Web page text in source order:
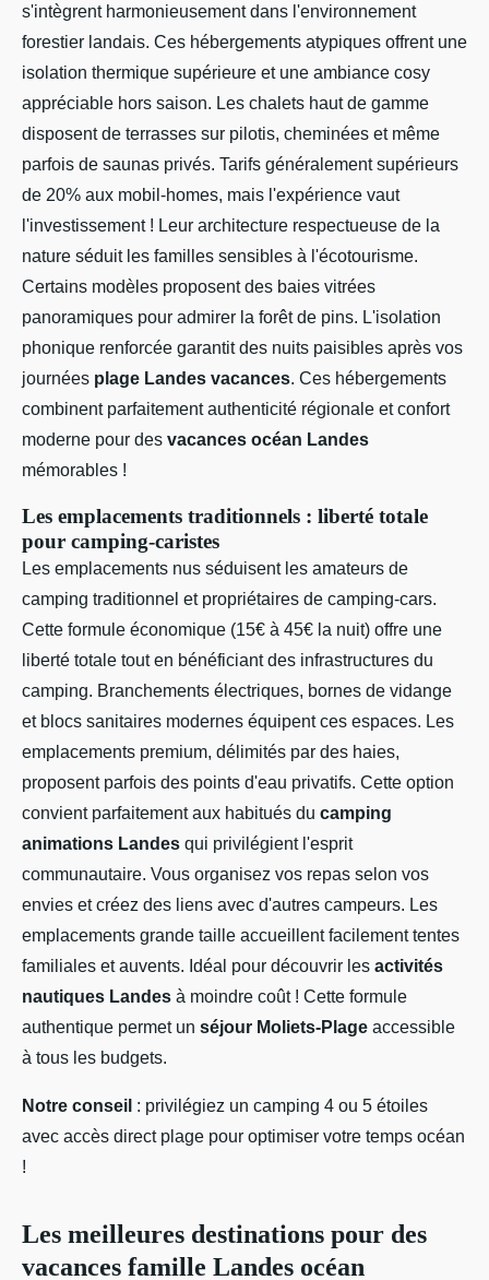
s'intègrent harmonieusement dans l'environnement
forestier landais. Ces hébergements atypiques offrent une
isolation thermique supérieure et une ambiance cosy
appréciable hors saison. Les chalets haut de gamme
disposent de terrasses sur pilotis, cheminées et même
parfois de saunas privés. Tarifs généralement supérieurs
de 20% aux mobil-homes, mais l'expérience vaut
l'investissement ! Leur architecture respectueuse de la
nature séduit les familles sensibles à l'écotourisme.
Certains modèles proposent des baies vitrées
panoramiques pour admirer la forêt de pins. L'isolation
phonique renforcée garantit des nuits paisibles après vos
journées plage Landes vacances. Ces hébergements
combinent parfaitement authenticité régionale et confort
moderne pour des vacances océan Landes
mémorables !
Les emplacements traditionnels : liberté totale
pour camping-caristes
Les emplacements nus séduisent les amateurs de
camping traditionnel et propriétaires de camping-cars.
Cette formule économique (15€ à 45€ la nuit) offre une
liberté totale tout en bénéficiant des infrastructures du
camping. Branchements électriques, bornes de vidange
et blocs sanitaires modernes équipent ces espaces. Les
emplacements premium, délimités par des haies,
proposent parfois des points d'eau privatifs. Cette option
convient parfaitement aux habitués du camping
animations Landes qui privilégient l'esprit
communautaire. Vous organisez vos repas selon vos
envies et créez des liens avec d'autres campeurs. Les
emplacements grande taille accueillent facilement tentes
familiales et auvents. Idéal pour découvrir les activités
nautiques Landes à moindre coût ! Cette formule
authentique permet un séjour Moliets-Plage accessible
à tous les budgets.
Notre conseil : privilégiez un camping 4 ou 5 étoiles
avec accès direct plage pour optimiser votre temps océan
!
Les meilleures destinations pour des
vacances famille Landes océan